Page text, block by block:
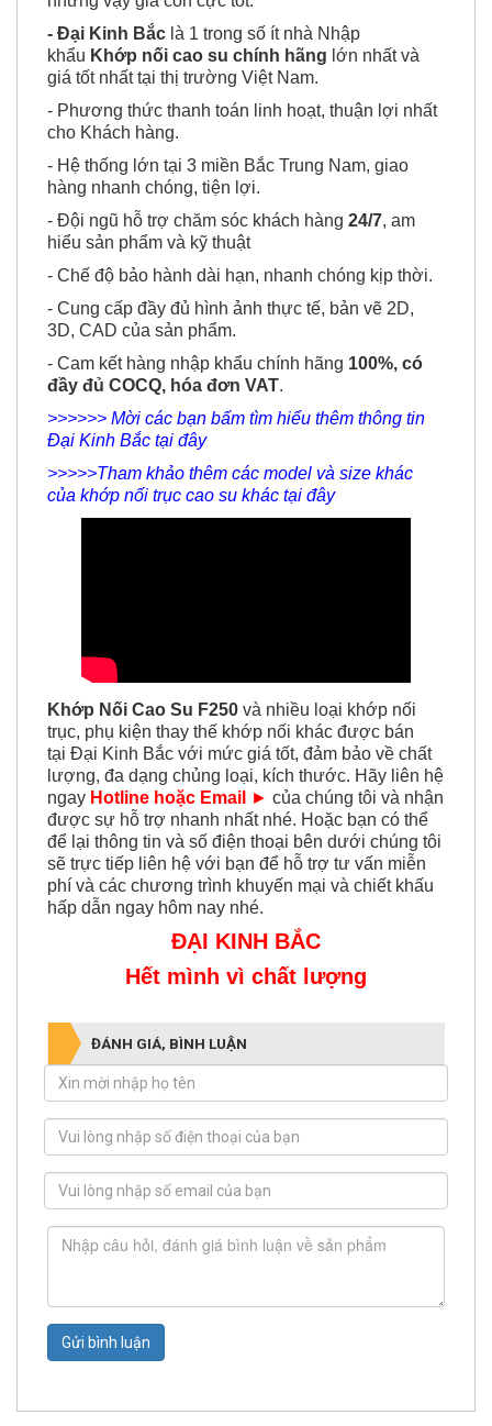
- Đại Kinh Bắc là 1 trong số ít nhà Nhập
khẩu Khớp nối cao su chính hãng lớn nhất và
giá tốt nhất tại thị trường Việt Nam.
- Phương thức thanh toán linh hoạt, thuận lợi nhất
cho Khách hàng.
- Hệ thống lớn tại 3 miền Bắc Trung Nam, giao
hàng nhanh chóng, tiện lợi.
- Đội ngũ hỗ trợ chăm sóc khách hàng 24/7, am
hiểu sản phẩm và kỹ thuật
- Chế độ bảo hành dài hạn, nhanh chóng kịp thời.
- Cung cấp đầy đủ hình ảnh thực tế, bản vẽ 2D,
3D, CAD của sản phẩm.
- Cam kết hàng nhập khẩu chính hãng 100%, có
đầy đủ COCQ, hóa đơn VAT.
>>>>>> Mời các bạn bấm tìm hiểu thêm thông tin
Đại Kinh Bắc tại đây
>>>>>Tham khảo thêm các model và size khác
của khớp nối trục cao su khác tại đây
Khớp Nối Cao Su F250 và nhiều loại khớp nối
trục, phụ kiện thay thế khớp nối khác được bán
tại Đại Kinh Bắc với mức giá tốt, đảm bảo về chất
lượng, đa dạng chủng loại, kích thước. Hãy liên hệ
ngay Hotline hoặc Email ► của chúng tôi và nhận
được sự hỗ trợ nhanh nhất nhé. Hoặc bạn có thể
để lại thông tin và số điện thoại bên dưới chúng tôi
sẽ trực tiếp liên hệ với bạn để hỗ trợ tư vấn miễn
phí và các chương trình khuyến mại và chiết khấu
hấp dẫn ngay hôm nay nhé.
ĐẠI KINH BẮC
Hết mình vì chất lượng
ĐÁNH GIÁ, BÌNH LUẬN
Gửi bình luận